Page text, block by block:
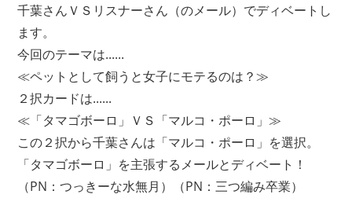
千葉さんＶＳリスナーさん（のメール）でディベートし
ます。
今回のテーマは......
≪ペットとして飼うと女子にモテるのは？≫
２択カードは......
≪「タマゴボーロ」ＶＳ「マルコ・ポーロ」≫
この２択から千葉さんは「マルコ・ポーロ」を選択。
「タマゴボーロ」を主張するメールとディベート！
（PN：つっきーな水無月）（PN：三つ編み卒業）